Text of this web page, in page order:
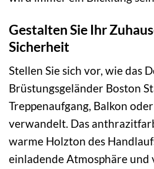
Gestalten Sie Ihr
Sicherheit
Stellen Sie sich vor, wie das
Brüstungsgeländer Boston
Treppenaufgang, Balkon
verwandelt. Das
warme Holzton des
einladende Atmosphäre und